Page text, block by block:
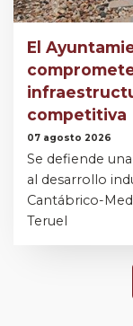
El
competitiva
07 agosto 2026
Se defiende
al desarrollo
Cantábrico-
Teruel